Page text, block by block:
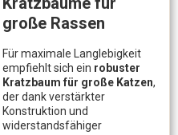
große Rassen
Für maximale Langlebigkeit
empfiehlt sich ein robuster
Kratzbaum für große Katzen,
der dank verstärkter
Konstruktion und
widerstandsfähiger